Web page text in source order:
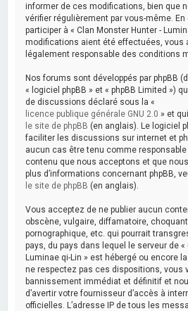
informer de ces modifications, bien que
vérifier régulièrement par vous-même.
participer à « Clan Monster Hunter -
modifications aient été effectuées, vous
légalement responsable des conditions
Nos forums sont développés par phpBB
« logiciel phpBB » et « phpBB Limited »)
de discussions déclaré sous la «
licence publique générale GNU 2.0 » et
le site de phpBB (en anglais). Le logiciel
faciliter les discussions sur internet et
aucun cas être tenu comme
contenu que nous acceptons et que
plus d’informations concernant phpBB,
le site de phpBB (en anglais).
Vous acceptez de ne publier aucun
obscène, vulgaire, diffamatoire,
pornographique, etc. qui pourrait
pays, du pays dans lequel le serveur de
Luminae qi-Lin » est hébergé ou encore
ne respectez pas ces dispositions, vous
bannissement immédiat et définitif et
d’avertir votre fournisseur d’accès à
officielles. L’adresse IP de tous les